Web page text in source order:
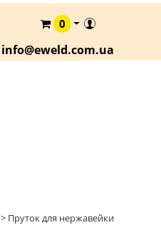
0
info@eweld.com.ua
> Пруток для нержавейки